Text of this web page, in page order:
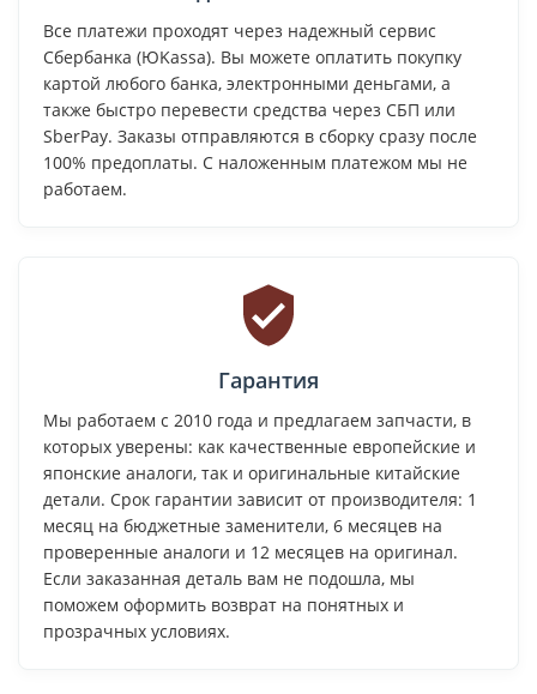
Все платежи проходят через надежный сервис
Сбербанка (ЮKassa). Вы можете оплатить покупку
картой любого банка, электронными деньгами, а
также быстро перевести средства через СБП или
SberPay. Заказы отправляются в сборку сразу после
100% предоплаты. С наложенным платежом мы не
работаем.
Гарантия
Мы работаем с 2010 года и предлагаем запчасти, в
которых уверены: как качественные европейские и
японские аналоги, так и оригинальные китайские
детали. Срок гарантии зависит от производителя: 1
месяц на бюджетные заменители, 6 месяцев на
проверенные аналоги и 12 месяцев на оригинал.
Если заказанная деталь вам не подошла, мы
поможем оформить возврат на понятных и
прозрачных условиях.